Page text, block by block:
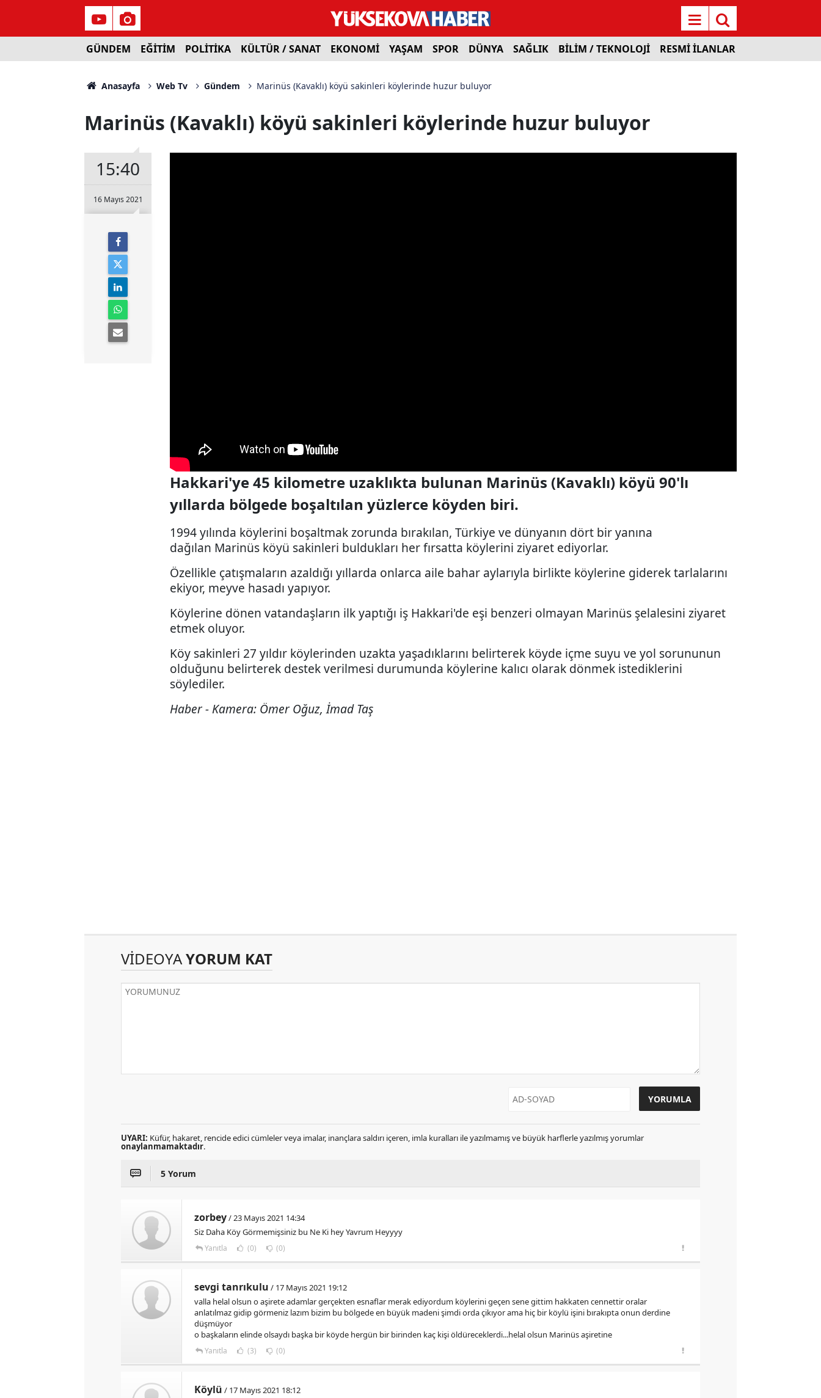
GÜNDEM EĞİTİM POLİTİKA KÜLTÜR / SANAT EKONOMİ YAŞAM SPOR DÜNYA SAĞLIK BİLİM / TEKNOLOJİ RESMİ İLANLAR
Anasayfa Web Tv Gündem Marinüs (Kavaklı) köyü sakinleri köylerinde huzur buluyor
Marinüs (Kavaklı) köyü sakinleri köylerinde huzur buluyor
15:40
16 Mayıs 2021
Hakkari'ye 45 kilometre uzaklıkta bulunan Marinüs (Kavaklı) köyü 90'lı
yıllarda bölgede boşaltılan yüzlerce köyden biri.
1994 yılında köylerini boşaltmak zorunda bırakılan, Türkiye ve dünyanın dört bir yanına
dağılan Marinüs köyü sakinleri buldukları her fırsatta köylerini ziyaret ediyorlar.
Özellikle çatışmaların azaldığı yıllarda onlarca aile bahar aylarıyla birlikte köylerine giderek tarlalarını
ekiyor, meyve hasadı yapıyor.
Köylerine dönen vatandaşların ilk yaptığı iş Hakkari'de eşi benzeri olmayan Marinüs şelalesini ziyaret
etmek oluyor.
Köy sakinleri 27 yıldır köylerinden uzakta yaşadıklarını belirterek köyde içme suyu ve yol sorununun
olduğunu belirterek destek verilmesi durumunda köylerine kalıcı olarak dönmek istediklerini
söylediler.
Haber - Kamera: Ömer Oğuz, İmad Taş
VİDEOYAYORUM KAT
UYARI: Küfür, hakaret, rencide edici cümleler veya imalar, inançlara saldırı içeren, imla kuralları ile yazılmamış ve büyük harflerle yazılmış yorumlar
onaylanmamaktadır.
5 Yorum
zorbey/ 23 Mayıs 2021 14:34
Siz Daha Köy Görmemişsiniz bu Ne Ki hey Yavrum Heyyyy
Yanıtla (0) (0)
sevgi tanrıkulu / 17 Mayıs 2021 19:12
valla helal olsun o aşirete adamlar gerçekten esnaflar merak ediyordum köylerini geçen sene gittim hakkaten cennettir oralar
anlatılmaz gidip görmeniz lazım bizim bu bölgede en büyük madeni şimdi orda çikıyor ama hiç bir köylü işini bırakıpta onun derdine
düşmüyor
o başkaların elinde olsaydı başka bir köyde hergün bir birinden kaç kişi öldüreceklerdi...helal olsun Marinüs aşiretine
Yanıtla (3) (0)
Köylü / 17 Mayıs 2021 18:12